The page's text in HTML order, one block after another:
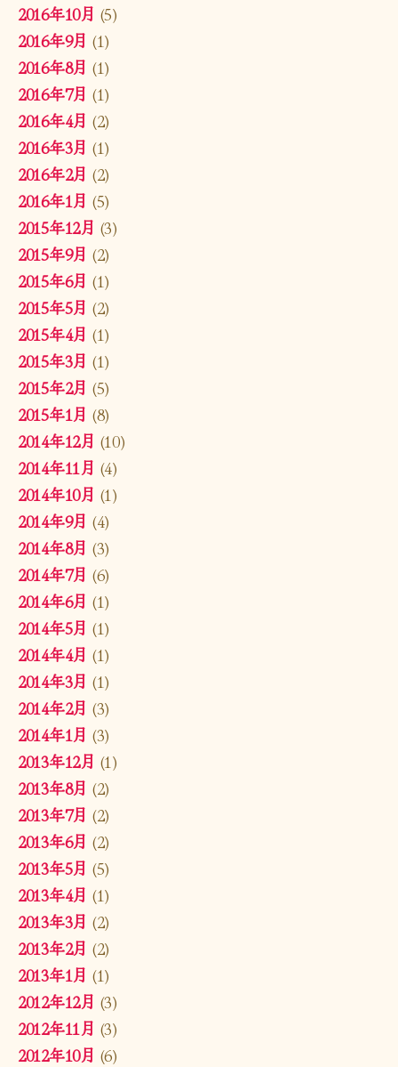
2016年10月 (5)
2016年9月 (1)
2016年8月 (1)
2016年7月 (1)
2016年4月 (2)
2016年3月 (1)
2016年2月 (2)
2016年1月 (5)
2015年12月 (3)
2015年9月 (2)
2015年6月 (1)
2015年5月 (2)
2015年4月 (1)
2015年3月 (1)
2015年2月 (5)
2015年1月 (8)
2014年12月 (10)
2014年11月 (4)
2014年10月 (1)
2014年9月 (4)
2014年8月 (3)
2014年7月 (6)
2014年6月 (1)
2014年5月 (1)
2014年4月 (1)
2014年3月 (1)
2014年2月 (3)
2014年1月 (3)
2013年12月 (1)
2013年8月 (2)
2013年7月 (2)
2013年6月 (2)
2013年5月 (5)
2013年4月 (1)
2013年3月 (2)
2013年2月 (2)
2013年1月 (1)
2012年12月 (3)
2012年11月 (3)
2012年10月 (6)